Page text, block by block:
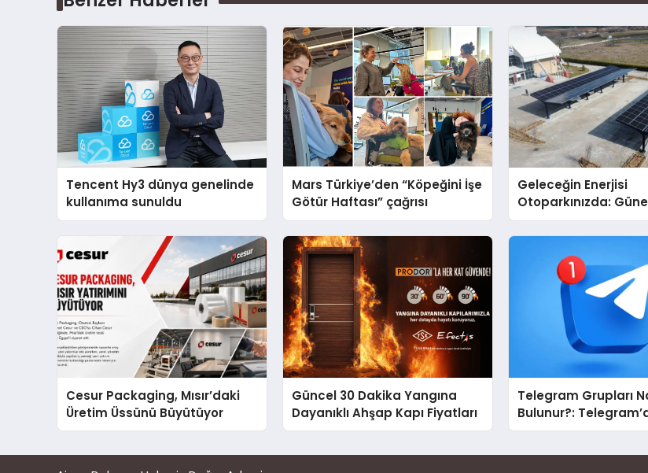
Tencent Hy3 dünya genelinde
kullanıma sunuldu
Mars Türkiye’den “Köpeğini İşe
Götür Haftası” çağrısı
Geleceğin Enerjisi
Otoparkınızda:
Carport (Solar
Nedir?
Cesur Packaging, Mısır’daki
Üretim Üssünü Büyütüyor
Güncel 30 Dakika Yangına
Dayanıklı Ahşap Kapı Fiyatları
Telegram Grupları
Bulunur?:
Topluluk Bulmanın